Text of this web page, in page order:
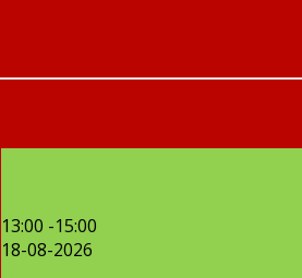
13:00 -15:00
18-08-2026